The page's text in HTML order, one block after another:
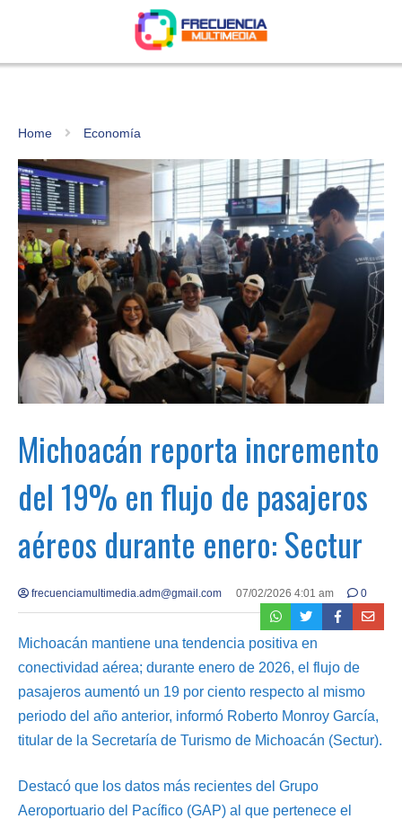
Home Economía
Michoacán reporta incremento
del 19% en flujo de pasajeros
aéreos durante enero: Sectur
frecuenciamultimedia.adm@gmail.com 07/02/2026 4:01 am 0
Michoacán mantiene una tendencia positiva en
conectividad aérea; durante enero de 2026, el flujo de
pasajeros aumentó un 19 por ciento respecto al mismo
periodo del año anterior, informó Roberto Monroy García,
titular de la Secretaría de Turismo de Michoacán (Sectur).
Destacó que los datos más recientes del Grupo
Aeroportuario del Pacífico (GAP) al que pertenece el